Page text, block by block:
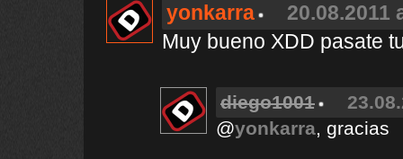
yonkarra
20.08.2011
Muy bueno XDD pasate
diego1001
@yonkarra, gracias